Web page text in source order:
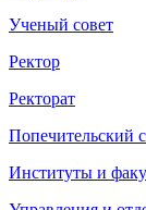
Ученый совет
Ректор
Ректорат
Попечительский
Институты и